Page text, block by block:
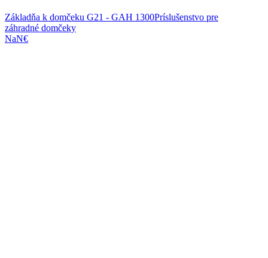
Základňa k domčeku G21 - GAH 1300Príslušenstvo pre
záhradné domčeky
NaN€